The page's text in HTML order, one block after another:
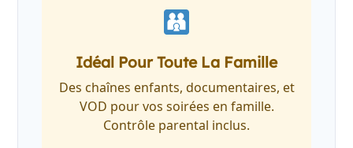
Idéal Pour Toute La Famille
Des chaînes enfants, documentaires, et
VOD pour vos soirées en famille.
Contrôle parental inclus.